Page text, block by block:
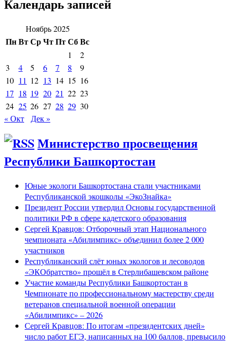
Календарь записей
Ноябрь 2025
ПнВтСрЧтПтСбВс
1
2
3
4 5 6 7 8
9
10 11 12 13 14 15 16
17 18 19 20 21 22 23
24 25 26 27 28 29 30
« Окт
Дек »
Министерство просвещения
Республики Башкортостан
Юные экологи Башкортостана стали участниками
Республиканской экошколы «ЭкоЗнайка»
Президент России утвердил Основы государственной
политики РФ в сфере кадетского образования
Сергей Кравцов: Отборочный этап Национального
чемпионата «Абилимпикс» объединил более 2 000
участников
Республиканский слёт юных экологов и лесоводов
«ЭКОбратство» прошёл в Стерлибашевском районе
Участие команды Республики Башкортостан в
Чемпионате по профессиональному мастерству среди
ветеранов специальной военной операции
«Абилимпикс» – 2026
Сергей Кравцов: По итогам «президентских дней»
число работ ЕГЭ, написанных на 100 баллов, превысило